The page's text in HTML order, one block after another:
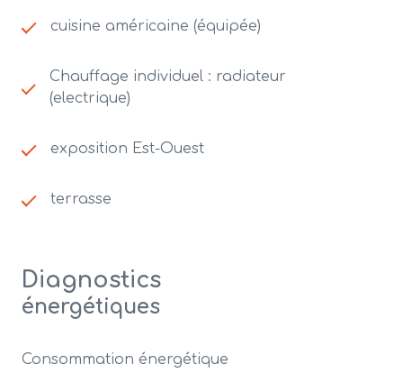
cuisine américaine (équipée)
Chauffage individuel : radiateur
(electrique)
exposition Est-Ouest
terrasse
Diagnostics
énergétiques
Consommation énergétique